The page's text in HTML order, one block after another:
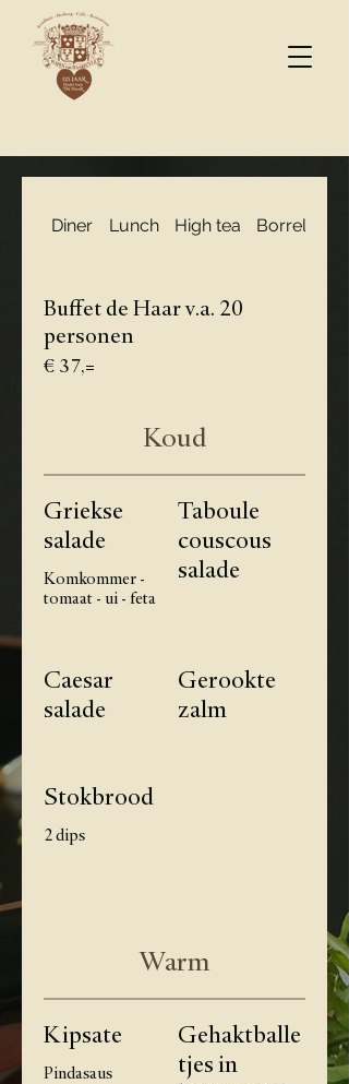
Diner Lunch High tea Borrel
Buffet de Haar v.a. 20
personen
€ 37,=
Koud
Griekse
salade
Komkommer -
tomaat - ui - feta
Taboule
couscous
salade
Caesar
salade
Gerookte
zalm
Stokbrood
2 dips
Warm
Kipsate
Pindasaus
Gehaktballe
tjes in